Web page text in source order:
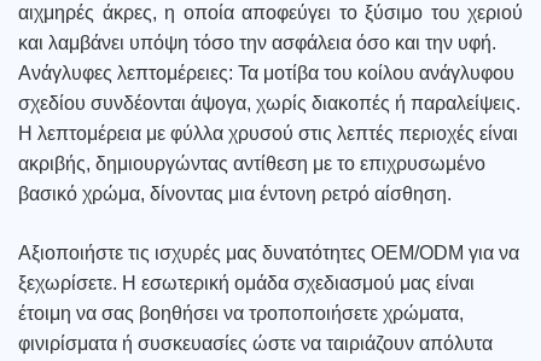
αιχμηρές άκρες, η οποία αποφεύγει το ξύσιμο του χεριού
και λαμβάνει υπόψη τόσο την ασφάλεια όσο και την υφή.
Ανάγλυφες λεπτομέρειες: Τα μοτίβα του κοίλου ανάγλυφου
σχεδίου συνδέονται άψογα, χωρίς διακοπές ή παραλείψεις.
Η λεπτομέρεια με φύλλα χρυσού στις λεπτές περιοχές είναι
ακριβής, δημιουργώντας αντίθεση με το επιχρυσωμένο
βασικό χρώμα, δίνοντας μια έντονη ρετρό αίσθηση.
Αξιοποιήστε τις ισχυρές μας δυνατότητες OEM/ODM για να
ξεχωρίσετε. Η εσωτερική ομάδα σχεδιασμού μας είναι
έτοιμη να σας βοηθήσει να τροποποιήσετε χρώματα,
φινιρίσματα ή συσκευασίες ώστε να ταιριάζουν απόλυτα